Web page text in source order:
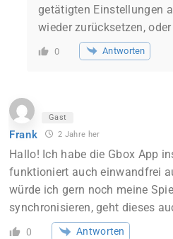
getätigten Einstellungen
wieder zurücksetzen,
0 Antworten
Gast
Frank 2 Jahre her
Hallo! Ich habe die Gbox App
funktioniert auch einwandfrei
würde ich gern noch meine
synchronisieren, geht dieses
0 Antworten